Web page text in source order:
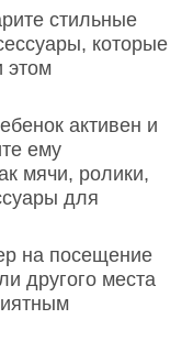
стильные
которые
этом
активен и
ему
мячи, ролики,
для
на посещение
другого места